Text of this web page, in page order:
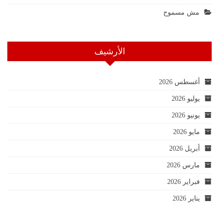
مش مسموح
الأرشيف
أغسطس 2026
يوليو 2026
يونيو 2026
مايو 2026
أبريل 2026
مارس 2026
فبراير 2026
يناير 2026